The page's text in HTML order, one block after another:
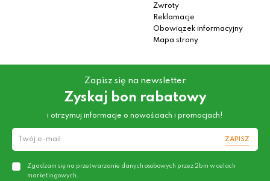
Zwroty
Reklamacje
Obowiązek informacyjny
Mapa strony
Zapisz się na newsletter
Zyskaj bon rabatowy
i otrzymuj informacje o nowościach i promocjach!
ZAPISZ
Zgadzam się na przetwarzanie danych osobowych przez 2bm w celach
marketingowych.